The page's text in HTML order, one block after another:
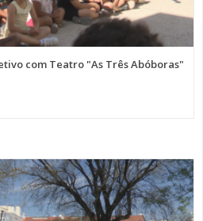
com Teatro "As Três Abóboras"